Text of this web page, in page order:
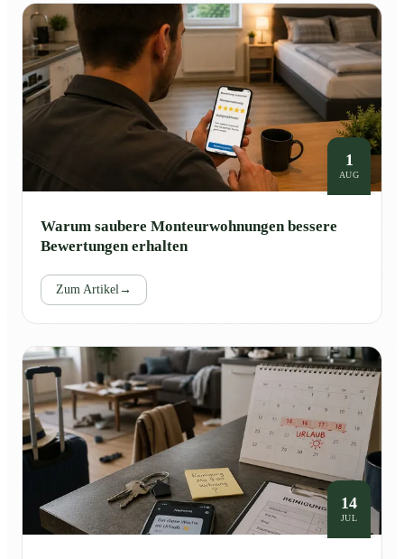
1
AUG
Warum saubere Monteurwohnungen bessere
Bewertungen erhalten
Zum Artikel →
14
JUL